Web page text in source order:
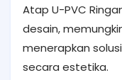
Atap U-PVC
desain,
menerapkan
secara estetika.